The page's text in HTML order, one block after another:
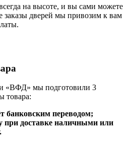
на высоте, и вы сами можете
заказы дверей мы привозим к вам
«ВФД» мы подготовили 3
товара:
банковским переводом;
при доставке наличными или